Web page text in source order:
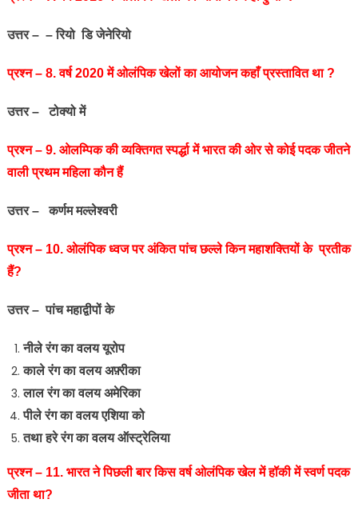
उत्तर – – रियो डि जेनेरियो
प्रश्‍न – 8. वर्ष 2020 में ओलंपिक खेलों का आयोजन कहाँ प्रस्तावित था ?
उत्तर – टोक्यो में
प्रश्न – 9. ओलम्पिक की व्‍यक्तिगत स्‍पर्द्धा में भारत की ओर से कोई पदक जीतने
वाली प्रथम महिला कौन हैं
उत्तर – कर्णम मल्‍लेश्‍वरी
प्रश्‍न – 10. ओलंपिक ध्वज पर अंकित पांच छल्ले किन महाशक्तियों के प्रतीक
हैं?
उत्तर – पांच महाद्वीपों के
नीले रंग का वलय यूरोप
काले रंग का वलय अफ़्रीका
लाल रंग का वलय अमेरिका
पीले रंग का वलय एशिया को
तथा हरे रंग का वलय ऑस्ट्रेलिया
प्रश्‍न – 11. भारत ने पिछली बार किस वर्ष ओलंपिक खेल में हॉकी में स्वर्ण पदक
जीता था?